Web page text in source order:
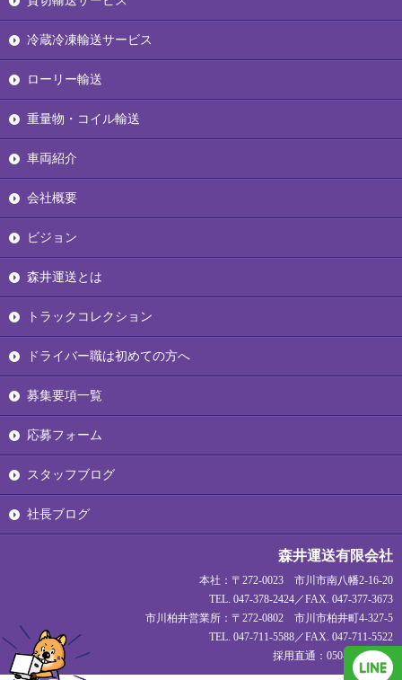
冷蔵冷凍輸送サービス
ローリー輸送
重量物・コイル輸送
車両紹介
会社概要
ビジョン
森井運送とは
トラックコレクション
ドライバー職は初めての方へ
募集要項一覧
応募フォーム
スタッフブログ
社長ブログ
森井運送有限会社
本社：〒272-0023 市川市南八幡2-16-20
TEL. 047-378-2424／FAX. 047-377-3673
市川柏井営業所：〒272-0802 市川市柏井町4-327-5
TEL. 047-711-5588／FAX. 047-711-5522
採用直通：050-1720-1927